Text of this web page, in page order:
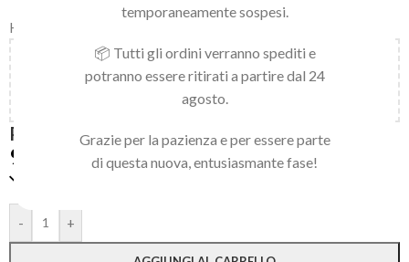
temporaneamente sospesi.
📦 Tutti gli ordini verranno spediti e
potranno essere ritirati a partire dal 24
agosto.
Grazie per la pazienza e per essere parte
di questa nuova, entusiasmante fase!
Home
150,00
al carrello e ottieni la spedizione
PIGMENTIX GEL POLISH – MOCHA 031
9,90
- +
Alternative: